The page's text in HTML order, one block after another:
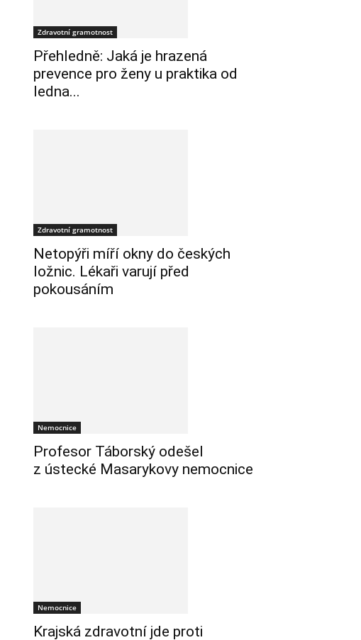
Zdravotní gramotnost
Přehledně: Jaká je hrazená
prevence pro ženy u praktika od
ledna...
Zdravotní gramotnost
Netopýři míří okny do českých
ložnic. Lékaři varují před
pokousáním
Nemocnice
Profesor Táborský odešel
z ústecké Masarykovy nemocnice
Nemocnice
Krajská zdravotní jde proti